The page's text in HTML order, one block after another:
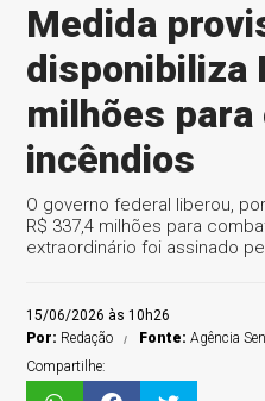
Medida
disponibiliza
milhões para
incêndios
O governo federal liberou,
R$ 337,4 milhões para
extraordinário foi assinado
15/06/2026 às 10h26
Por: Redação Fonte:Agência
Compartilhe: